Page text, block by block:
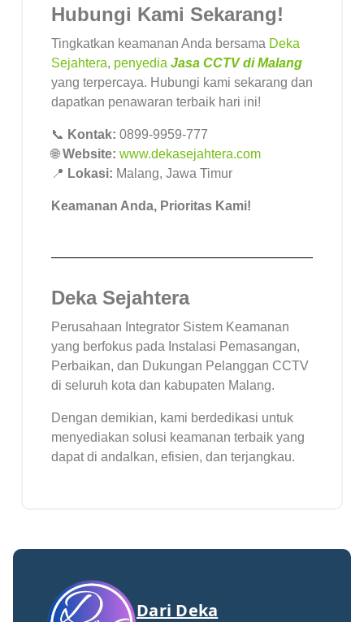
Hubungi Kami Sekarang!
Tingkatkan keamanan Anda bersama Deka
Sejahtera, penyedia Jasa CCTV di Malang
yang terpercaya. Hubungi kami sekarang dan
dapatkan penawaran terbaik hari ini!
📞 Kontak: 0899-9959-777
🌐Website: www.dekasejahtera.com
📍 Lokasi: Malang, Jawa Timur
Keamanan Anda, Prioritas Kami!
Deka Sejahtera
Perusahaan Integrator Sistem Keamanan
yang berfokus pada Instalasi Pemasangan,
Perbaikan, dan Dukungan Pelanggan CCTV
di seluruh kota dan kabupaten Malang.
Dengan demikian, kami berdedikasi untuk
menyediakan solusi keamanan terbaik yang
dapat di andalkan, efisien, dan terjangkau.
Dari Deka